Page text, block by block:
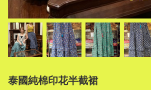
泰國純棉印花半截裙